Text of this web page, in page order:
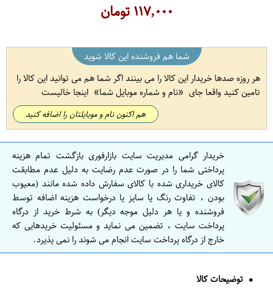
۱۱۷,۰۰۰تومان
شما هم فروشنده این کالا شوید
هر روزه صدها خریدار این کالا را می بینند اگر شما هم می توانید این کالا را
تامین کنید واقعا جای
نام و شماره موبایل شما اینجا خالیست
هم اکنون نام و موبایلتان را اضافه کنید
خریدار گرامی مدیریت سایت بازارفوری بازگشت تمام هزینه
پرداختی شما را در صورت عدم رضایت به دلیل عدم مطابقت
کالای خریداری شده با کالای سفارش داده شده مانند (معیوب
بودن ، تفاوت رنگ یا سایز یا درخواست هزینه اضافه توسط
فروشنده و یا هر دلیل موجه دیگر) به شرط خرید از درگاه
پرداخت سایت ، تضمین می نماید و مسئولیت خریدهایی که
خارج از درگاه پرداخت سایت انجام می شوند را نمی پذیرد.
توضیحات کالا